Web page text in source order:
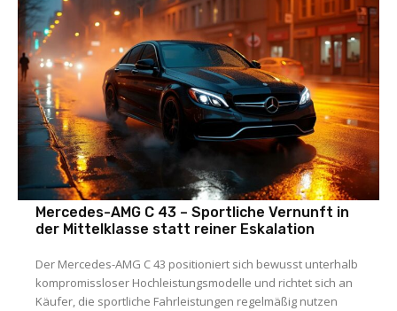
Mercedes-AMG C 43 – Sportliche Vernunft in
der Mittelklasse statt reiner Eskalation
Der Mercedes-AMG C 43 positioniert sich bewusst unterhalb
kompromissloser Hochleistungsmodelle und richtet sich an
Käufer, die sportliche Fahrleistungen regelmäßig nutzen